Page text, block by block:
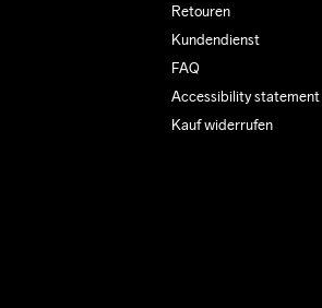
Retouren
Kundendienst
FAQ
Accessibility statement
Kauf widerrufen